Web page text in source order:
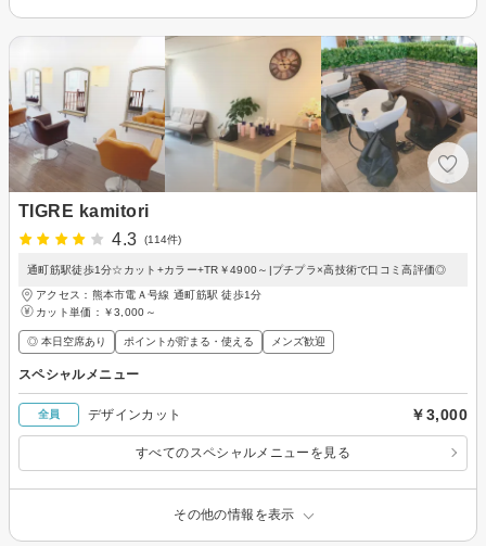
TIGRE kamitori
4.3
(114件)
通町筋駅徒歩1分☆カット+カラー+TR￥4900～|プチプラ×高技術で口コミ高評価◎
アクセス：熊本市電Ａ号線 通町筋駅 徒歩1分
カット単価： ￥3,000～
◎ 本日空席あり ポイントが貯まる・使える メンズ歓迎
スペシャルメニュー
全員 デザインカット ￥3,000
すべてのスペシャルメニューを見る
その他の情報を表示